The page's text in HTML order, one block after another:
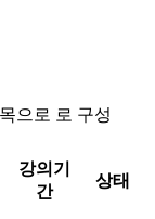
으로 로 구성
강의기
간
상태